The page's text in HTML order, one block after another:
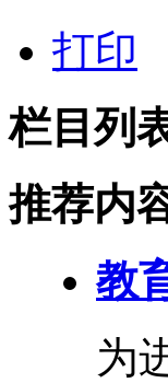
打印
栏目列
推荐内
教
为